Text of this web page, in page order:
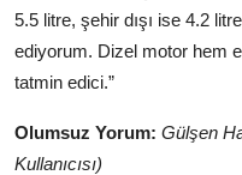
5.5 litre, şehir dışı ise 4.2
ediyorum. Dizel motor hem
tatmin edici.”
Olumsuz Yorum: Gülşen
Kullanıcısı)